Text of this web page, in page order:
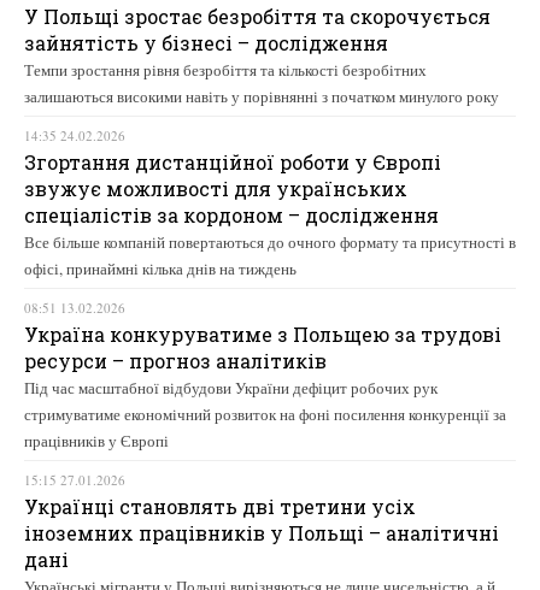
У Польщі зростає безробіття та скорочується
зайнятість у бізнесі – дослідження
Темпи зростання рівня безробіття та кількості безробітних
залишаються високими навіть у порівнянні з початком минулого року
14:35 24.02.2026
Згортання дистанційної роботи у Європі
звужує можливості для українських
спеціалістів за кордоном – дослідження
Все більше компаній повертаються до очного формату та присутності в
офісі, принаймні кілька днів на тиждень
08:51 13.02.2026
Україна конкуруватиме з Польщею за трудові
ресурси – прогноз аналітиків
Під час масштабної відбудови України дефіцит робочих рук
стримуватиме економічний розвиток на фоні посилення конкуренції за
працівників у Європі
15:15 27.01.2026
Українці становлять дві третини усіх
іноземних працівників у Польщі – аналітичні
дані